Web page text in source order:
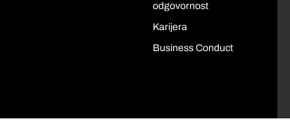
odgovornost
Karijera
Business Conduct